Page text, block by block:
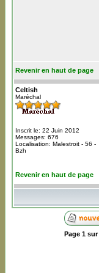
Revenir en haut de page
Celtish
Maréchal
Inscrit le: 22 Juin 2012
Messages: 676
Localisation: Malestroit - 56 -
Bzh
Revenir en haut de page
Page 1sur